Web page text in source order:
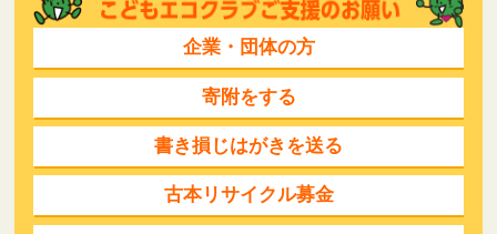
企業・団体の方
寄附をする
書き損じはがきを送る
古本リサイクル募金